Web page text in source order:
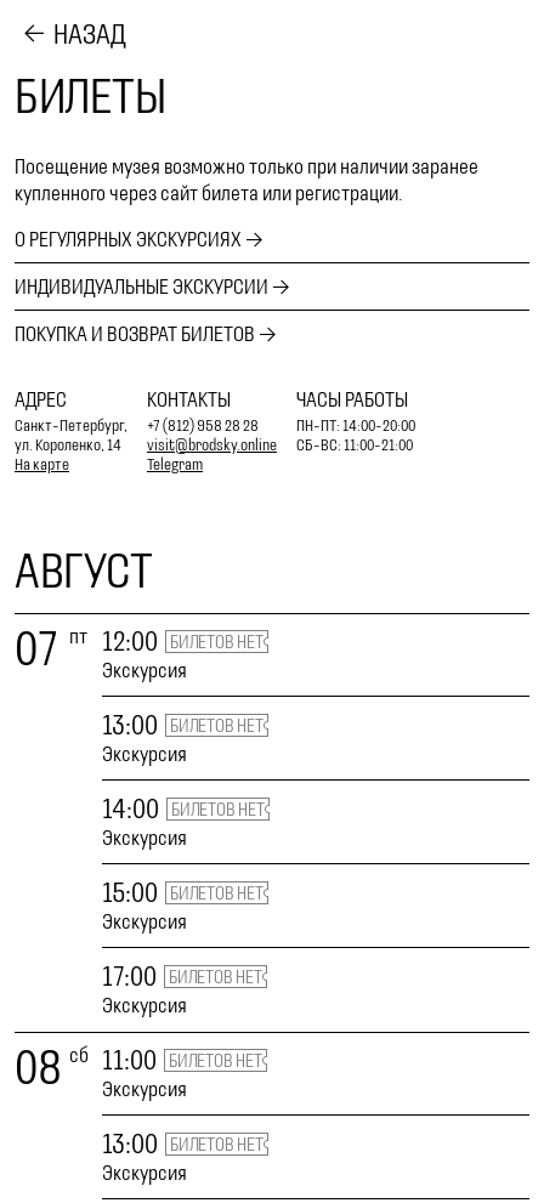
НАЗАД
БИЛЕТЫ
Посещение музея возможно только при наличии заранее
купленного через сайт билета или регистрации.
О РЕГУЛЯРНЫХ ЭКСКУРСИЯХ
ИНДИВИДУАЛЬНЫЕ ЭКСКУРСИИ
ПОКУПКА И ВОЗВРАТ БИЛЕТОВ
АДРЕС
Санкт-Петербург,
ул. Короленко, 14
На карте
КОНТАКТЫ
+7 (812) 958 28 28
visit@brodsky.online
Telegram
ЧАСЫ РАБОТЫ
ПН-ПТ: 14:00-20:00
СБ-ВС: 11:00-21:00
АВГУСТ
07 пт 12:00 БИЛЕТОВ НЕТ
Экскурсия
13:00 БИЛЕТОВ НЕТ
Экскурсия
14:00 БИЛЕТОВ НЕТ
Экскурсия
15:00 БИЛЕТОВ НЕТ
Экскурсия
17:00 БИЛЕТОВ НЕТ
Экскурсия
08 сб 11:00 БИЛЕТОВ НЕТ
Экскурсия
13:00 БИЛЕТОВ НЕТ
Экскурсия